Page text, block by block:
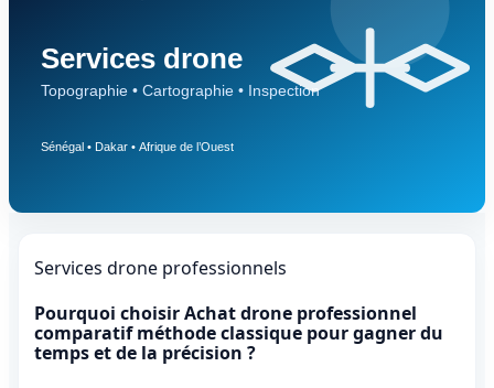
Services drone professionnels
Pourquoi choisir Achat drone professionnel
comparatif méthode classique pour gagner du
temps et de la précision ?